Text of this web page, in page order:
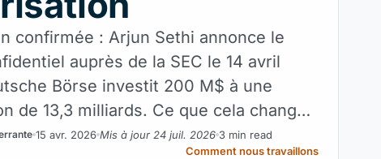
confirmée : Arjun Sethi annonce le
auprès de la SEC le 14 avril
Börse investit 200 M$ à une
de 13,3 milliards. Ce que cela change
européens et français.
15 avr. 2026 Mis à jour 24 juil. 2026 3 min read
Comment nous travaillons